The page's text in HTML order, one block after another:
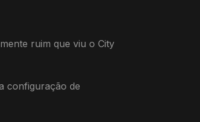
ruim que viu o City
configuração de